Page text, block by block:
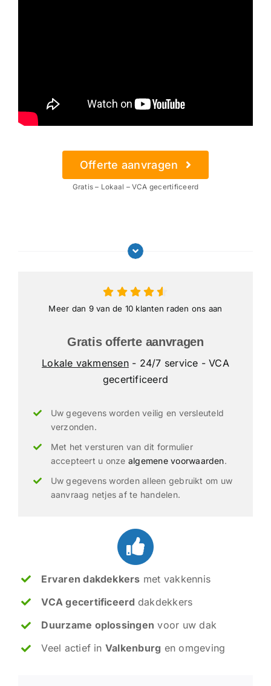
Offerte aanvragen
Gratis – Lokaal – VCA gecertificeerd
Meer dan 9 van de 10 klanten raden ons aan
Gratis offerte aanvragen
Lokale vakmensen- 24/7 service - VCA
gecertificeerd
Uw gegevens worden veilig en versleuteld
verzonden.
Met het versturen van dit formulier
accepteert u onze algemene voorwaarden.
Uw gegevens worden alleen gebruikt om uw
aanvraag netjes af te handelen.
Ervaren dakdekkers met vakkennis
VCA gecertificeerd dakdekkers
Duurzame oplossingen voor uw dak
Veel actief in Valkenburg en omgeving